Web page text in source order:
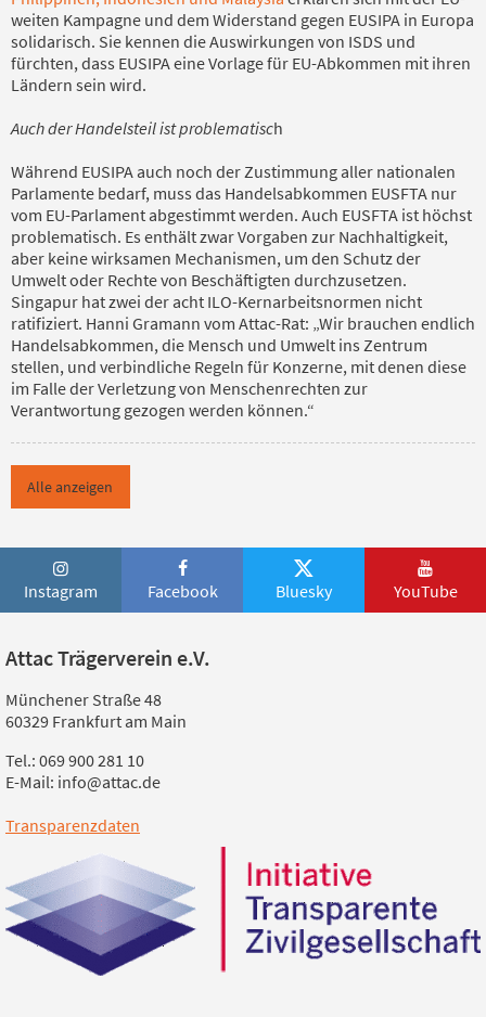
weiten Kampagne und dem Widerstand gegen EUSIPA in Europa
solidarisch. Sie kennen die Auswirkungen von ISDS und
fürchten, dass EUSIPA eine Vorlage für EU-Abkommen mit ihren
Ländern sein wird.
Auch der Handelsteil ist problematisch
Während EUSIPA auch noch der Zustimmung aller nationalen
Parlamente bedarf, muss das Handelsabkommen EUSFTA nur
vom EU-Parlament abgestimmt werden. Auch EUSFTA ist höchst
problematisch. Es enthält zwar Vorgaben zur Nachhaltigkeit,
aber keine wirksamen Mechanismen, um den Schutz der
Umwelt oder Rechte von Beschäftigten durchzusetzen.
Singapur hat zwei der acht ILO-Kernarbeitsnormen nicht
ratifiziert. Hanni Gramann vom Attac-Rat: „Wir brauchen endlich
Handelsabkommen, die Mensch und Umwelt ins Zentrum
stellen, und verbindliche Regeln für Konzerne, mit denen diese
im Falle der Verletzung von Menschenrechten zur
Verantwortung gezogen werden können.“
Alle anzeigen
Instagram Facebook Bluesky YouTube
Attac Trägerverein e.V.
Münchener Straße 48
60329 Frankfurt am Main
Tel.: 069 900 281 10
E-Mail: info@attac.de
Transparenzdaten